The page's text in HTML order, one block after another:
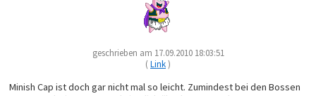
geschrieben am 17.09.2010 18:03:51
(Link)
Minish Cap ist doch gar nicht mal so leicht. Zumindest bei den Bossen